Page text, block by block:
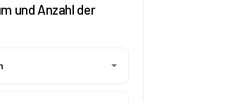
und Anzahl der